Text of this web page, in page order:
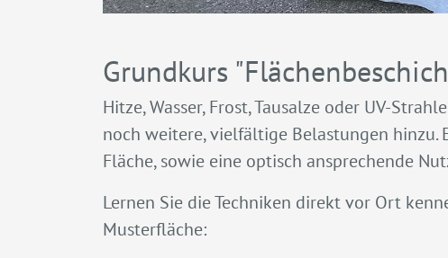
Grundkurs
Hitze, Wasser, Frost, Tausalze oder UV-
noch weitere, vielfältige Belastungen
Fläche, sowie eine optisch ansprechende
Lernen Sie die Techniken direkt vor Ort
Musterfläche: